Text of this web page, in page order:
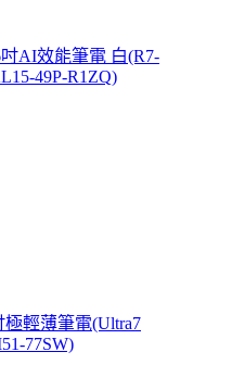
AI效能筆電 白(R7-
49P-R1ZQ)
極輕薄筆電(Ultra7
77SW)